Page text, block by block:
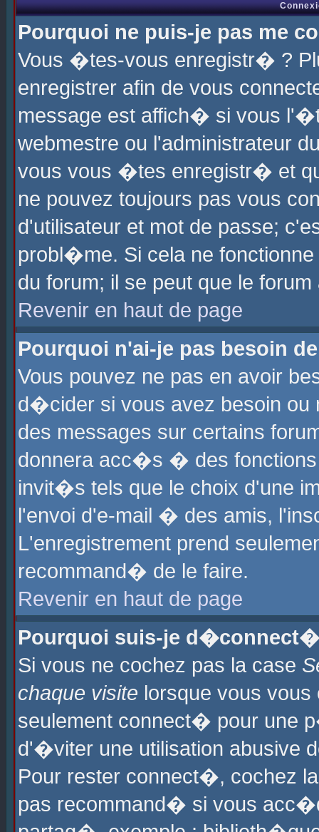
Pourquoi ne puis-je pas me
Vous �tes-vous enregistr� ?
enregistrer afin de vous
message est affich� si vous
webmestre ou l'administrateur
vous vous �tes enregistr� et
ne pouvez toujours pas vous
d'utilisateur et mot de passe;
probl�me. Si cela ne
du forum; il se peut que le
Revenir en haut de page
Pourquoi n'ai-je pas besoin
Vous pouvez ne pas en avoir
d�cider si vous avez besoin ou
des messages sur certains
donnera acc�s � des fonctions
invit�s tels que le choix d'une
l'envoi d'e-mail � des amis,
L'enregistrement prend
recommand� de le faire.
Revenir en haut de page
Pourquoi suis-je
Si vous ne cochez pas la case
chaque visite lorsque vous
seulement connect� pour une
d'�viter une utilisation abusive
Pour rester connect�, cochez
pas recommand� si vous